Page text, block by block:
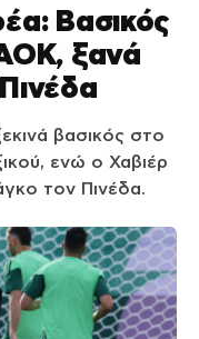
Βασικός
ξανά
βασικός στο
ενώ ο Χαβιέρ
τον Πινέδα.